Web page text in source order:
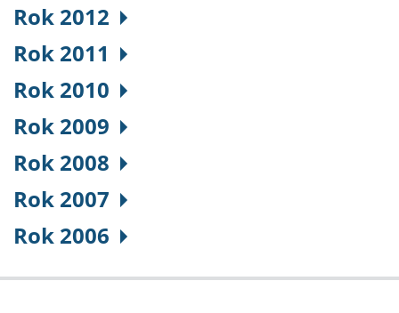
Rok 2012
Rok 2011
Rok 2010
Rok 2009
Rok 2008
Rok 2007
Rok 2006